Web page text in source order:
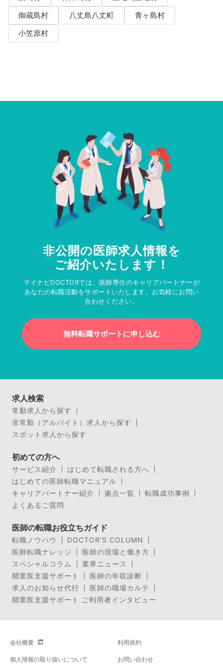
御蔵島村
八丈島八丈町
青ヶ島村
小笠原村
非公開の医師求人情報を
ご紹介いたします！
マイナビDOCTORでは、医師専任のキャリアパートナーが
あなたの転職活動をサポートいたします。お気軽にお問い
合わせください。
無料転職サポートに申し込む
求人検索
常勤求人から探す
非常勤（アルバイト）求人から探す
スポット求人から探す
初めての方へ
サービス紹介
はじめて転職される方へ
はじめての医師転職マニュアル
キャリアパートナー紹介
拠点一覧
転職成功事例
よくあるご質問
医師の転職お役立ちガイド
転職ノウハウ
DOCTOR’S COLUMN
医師転職ナレッジ
医師の現場と働き方
スペシャルコラム
業界ニュース
開業医支援サポート
医師の年収診断
求人のお知らせ代行
医師の職場カルテ
開業医支援サポート ご利用者インタビュー
会社概要 利用規約
個人情報の取り扱いについて お問い合わせ